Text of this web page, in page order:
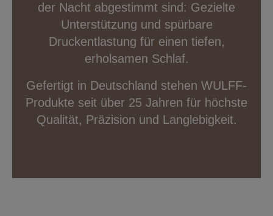
der Nacht abgestimmt sind: Gezielte
Unterstützung und spürbare
Druckentlastung für einen tiefen,
erholsamen Schlaf.
Gefertigt in Deutschland stehen WULFF-
Produkte seit über 25 Jahren für höchste
Qualität, Präzision und Langlebigkeit.